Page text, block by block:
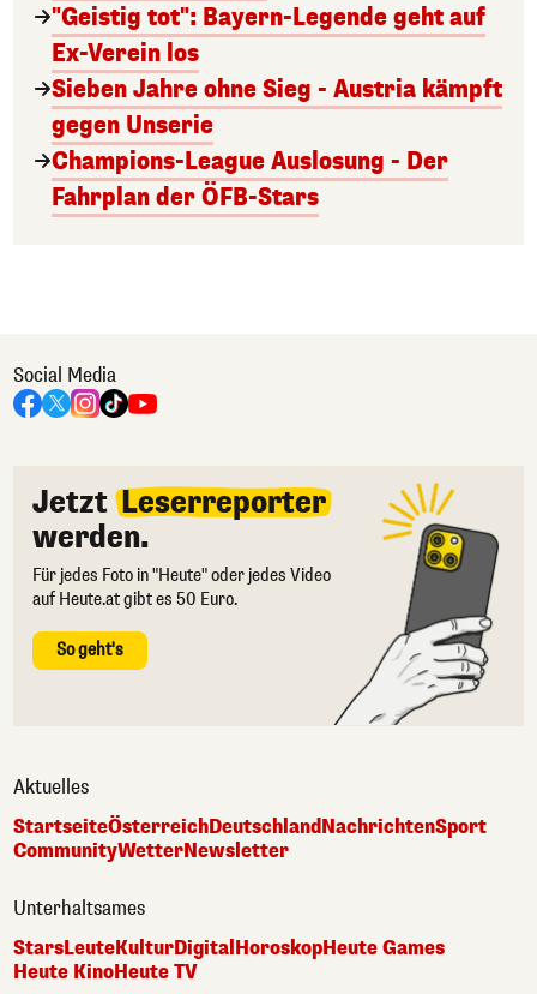
"Geistig tot": Bayern-Legende geht auf
Ex-Verein los
Sieben Jahre ohne Sieg - Austria kämpft
gegen Unserie
Champions-League Auslosung - Der
Fahrplan der ÖFB-Stars
Social Media
Jetzt Leserreporter
werden.
Für jedes Foto in "Heute" oder jedes Video
auf Heute.at gibt es 50 Euro.
So geht's
Aktuelles
StartseiteÖsterreichDeutschlandNachrichtenSport
CommunityWetterNewsletter
Unterhaltsames
StarsLeuteKulturDigital HoroskopHeute Games
Heute KinoHeute TV